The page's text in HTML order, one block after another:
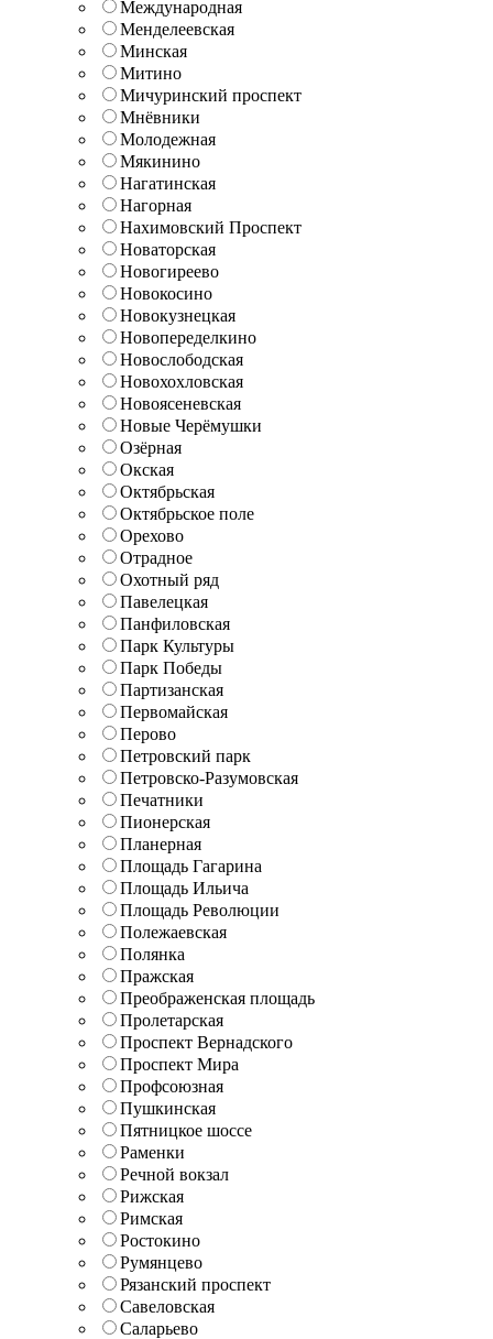
Международная
Менделеевская
Минская
Митино
Мичуринский проспект
Мнёвники
Молодежная
Мякинино
Нагатинская
Нагорная
Нахимовский Проспект
Новаторская
Новогиреево
Новокосино
Новокузнецкая
Новопеределкино
Новослободская
Новохохловская
Новоясеневская
Новые Черёмушки
Озёрная
Окская
Октябрьская
Октябрьское поле
Орехово
Отрадное
Охотный ряд
Павелецкая
Панфиловская
Парк Культуры
Парк Победы
Партизанская
Первомайская
Перово
Петровский парк
Петровско-Разумовская
Печатники
Пионерская
Планерная
Площадь Гагарина
Площадь Ильича
Площадь Революции
Полежаевская
Полянка
Пражская
Преображенская площадь
Пролетарская
Проспект Вернадского
Проспект Мира
Профсоюзная
Пушкинская
Пятницкое шоссе
Раменки
Речной вокзал
Рижская
Римская
Ростокино
Румянцево
Рязанский проспект
Савеловская
Саларьево